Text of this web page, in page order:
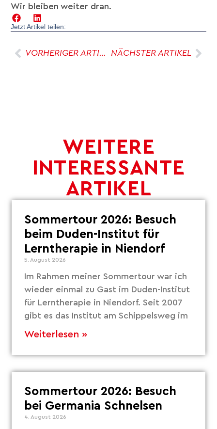
Wir bleiben weiter dran.
Jetzt Artikel teilen:
VORHERIGER ARTIKEL NÄCHSTER ARTIKEL
WEITERE
INTERESSANTE
ARTIKEL
Sommertour 2026: Besuch
beim Duden-Institut für
Lerntherapie in Niendorf
5. August 2026
Im Rahmen meiner Sommertour war ich
wieder einmal zu Gast im Duden-Institut
für Lerntherapie in Niendorf. Seit 2007
gibt es das Institut am Schippelsweg im
Weiterlesen »
Sommertour 2026: Besuch
bei Germania Schnelsen
4. August 2026